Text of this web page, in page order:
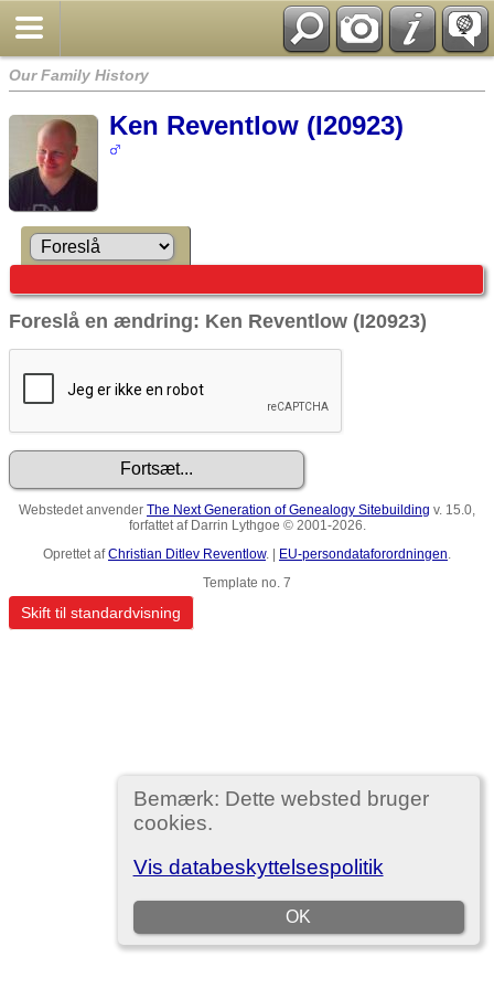
Our Family History
Bemærk: Dette websted bruger
cookies.
Vis databeskyttelsespolitik
OK
Ken Reventlow (I20923)
Foreslå en ændring: Ken Reventlow (I20923)
Webstedet anvender The Next Generation of Genealogy Sitebuilding v. 15.0,
forfattet af Darrin Lythgoe © 2001-2026.
Oprettet afChristian Ditlev Reventlow. | EU-persondataforordningen
Template no. 7
Skift til standardvisning